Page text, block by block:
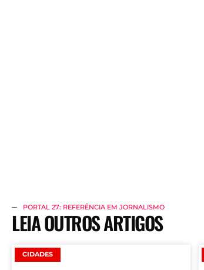
PORTAL 27: REFERÊNCIA EM JORNALISMO
LEIA OUTROS ARTIGOS
CIDADES